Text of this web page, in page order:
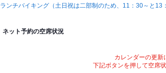
ランチバイキング（土日祝は二部制のため、11：30～と13
ネット予約の空席状況
カレンダーの更新
下記ボタンを押して空席